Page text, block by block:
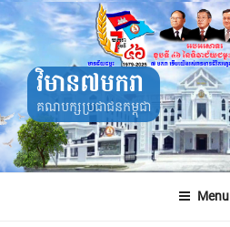
Skip
to
content
វិមាន៧មករា
គណបក្សប្រជាជនកម្ពុជា
Menu